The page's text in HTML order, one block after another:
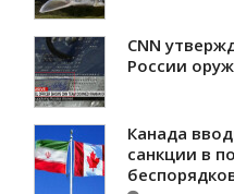
CNN
России
Канада
санкции в